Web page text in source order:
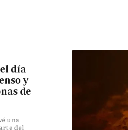
día
y
de
una
del